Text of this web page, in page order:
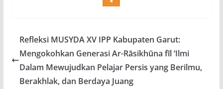
Refleksi MUSYDA XV IPP Kabupaten Garut:
Mengokohkan Generasi Ar-Rāsikhūna fīl ‘Ilmi
Dalam Mewujudkan Pelajar Persis yang Berilmu,
Berakhlak, dan Berdaya Juang